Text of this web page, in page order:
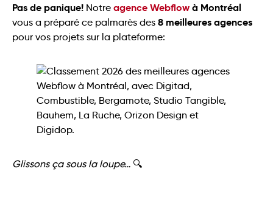
Pas de panique! Notre agence Webflowà Montréal
vous a préparé ce palmarès des 8 meilleures agences
pour vos projets sur la plateforme:
Glissons ça sous la loupe… 🔍